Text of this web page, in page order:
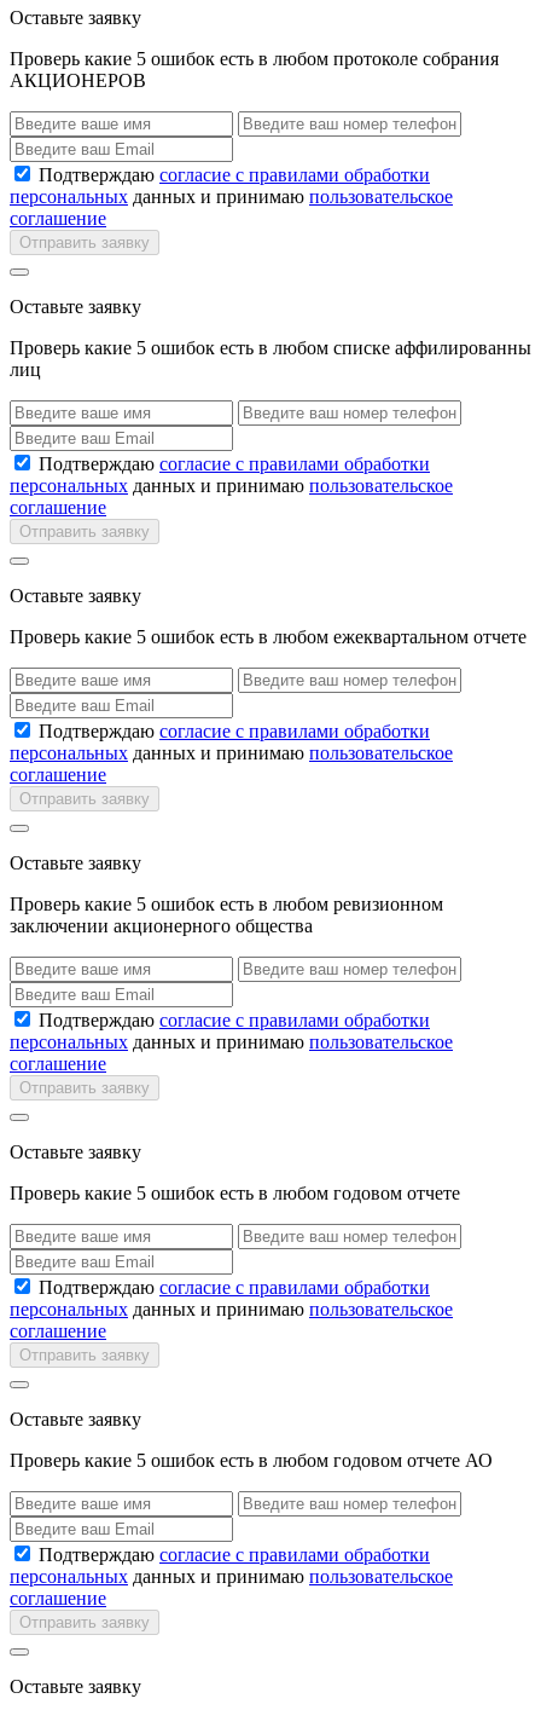
Оставьте заявку
Проверь какие 5 ошибок есть в любом протоколе собрания
АКЦИОНЕРОВ
Подтверждаю согласие с правилами обработки
персональных данных и принимаю пользовательское
соглашение
Отправить заявку
Оставьте заявку
Проверь какие 5 ошибок есть в любом списке аффилированны
лиц
Подтверждаю согласие с правилами обработки
персональных данных и принимаю пользовательское
соглашение
Отправить заявку
Оставьте заявку
Проверь какие 5 ошибок есть в любом ежеквартальном отчете
Подтверждаю согласие с правилами обработки
персональных данных и принимаю пользовательское
соглашение
Отправить заявку
Оставьте заявку
Проверь какие 5 ошибок есть в любом ревизионном
заключении акционерного общества
Подтверждаю согласие с правилами обработки
персональных данных и принимаю пользовательское
соглашение
Отправить заявку
Оставьте заявку
Проверь какие 5 ошибок есть в любом годовом отчете
Подтверждаю согласие с правилами обработки
персональных данных и принимаю пользовательское
соглашение
Отправить заявку
Оставьте заявку
Проверь какие 5 ошибок есть в любом годовом отчете АО
Подтверждаю согласие с правилами обработки
персональных данных и принимаю пользовательское
соглашение
Отправить заявку
Оставьте заявку